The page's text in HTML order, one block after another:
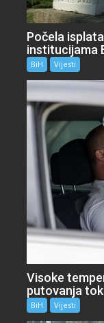
Počela
institucijama
BiH Vijesti
Visoke
putovanja
BiH Vijesti